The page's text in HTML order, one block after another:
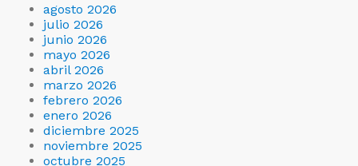
agosto 2026
julio 2026
junio 2026
mayo 2026
abril 2026
marzo 2026
febrero 2026
enero 2026
diciembre 2025
noviembre 2025
octubre 2025